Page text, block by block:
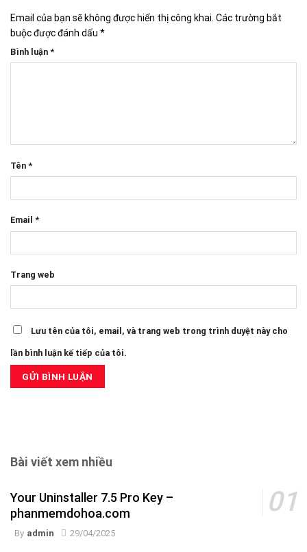
Email của bạn sẽ không được hiển thị công khai. Các trường bắt
buộc được đánh dấu *
Bình luận *
Tên *
Email *
Trang web
Lưu tên của tôi, email, và trang web trong trình duyệt này cho
lần bình luận kế tiếp của tôi.
Bài viết xem nhiều
Your Uninstaller 7.5 Pro Key –
phanmemdohoa.com
By admin 29/04/2025